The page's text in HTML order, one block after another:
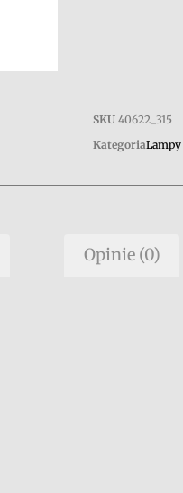
SKU40622_315
KategoriaLampy
Opinie (0)